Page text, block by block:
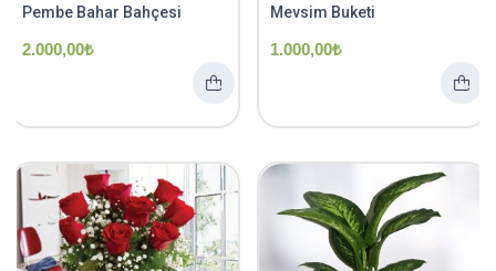
Pembe Bahar Bahçesi
2.000,00₺
Mevsim Buketi
1.000,00₺